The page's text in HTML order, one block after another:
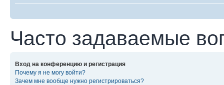
Часто задаваемые
Вход на конференцию и регистрация
Почему я не могу войти?
Зачем мне вообще нужно регистрироваться?